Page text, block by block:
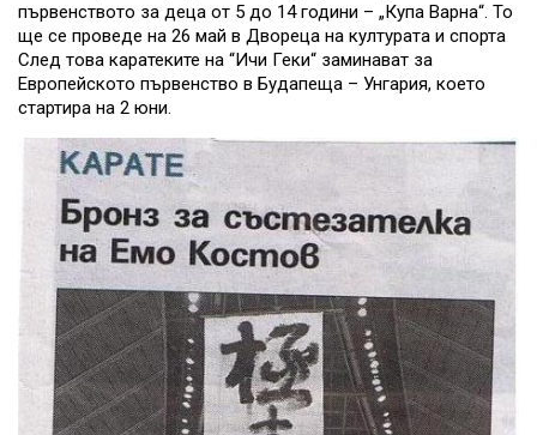
първенството за деца от 5 до 14 години – „Купа Варна“. То
ще се проведе на 26 май в Двореца на културата и спорта
След това каратеките на “Ичи Геки“ заминават за
Европейското първенство в Будапеща – Унгария, което
стартира на 2 юни.